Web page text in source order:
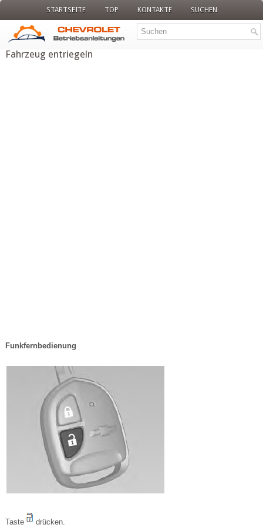
STARTSEITE TOP KONTAKTE SUCHEN
Fahrzeug entriegeln
Funkfernbedienung
Taste drücken.